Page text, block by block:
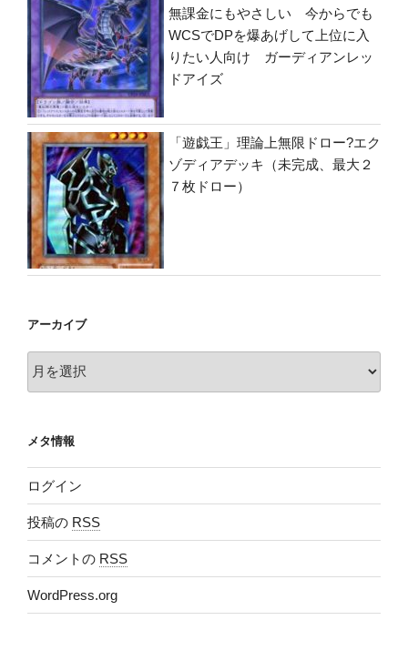
無課金にもやさしい 今からでも
WCSでDPを爆あげして上位に入
りたい人向け ガーディアンレッ
ドアイズ
「遊戯王」理論上無限ドロー?エク
ゾディアデッキ（未完成、最大２
７枚ドロー）
アーカイブ
ア
ブ
メタ情報
ログイン
投稿の RSS
コメントの RSS
WordPress.org